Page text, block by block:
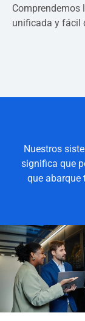
Comprendemos
unificada y fácil
Nuestros
significa que
que abarque